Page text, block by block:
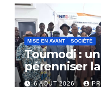
MISE EN AVANT SOCIÉTÉ
Toumodi :
pérenniser
6 AOÛT 2026